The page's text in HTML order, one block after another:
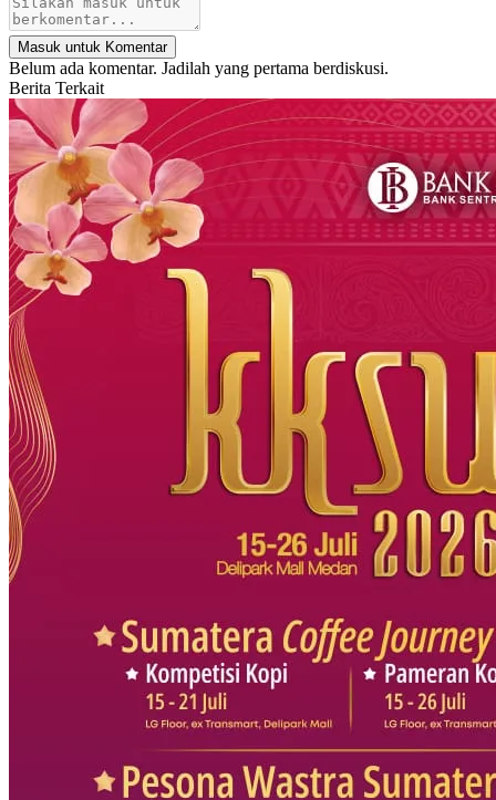
Masuk untuk Komentar
Belum ada komentar. Jadilah yang pertama berdiskusi.
Berita Terkait